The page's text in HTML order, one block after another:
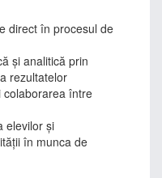
direct în procesul de
și analitică prin
rezultatelor
colaborarea între
elevilor și
în munca de